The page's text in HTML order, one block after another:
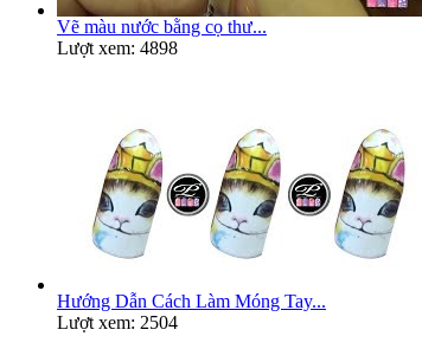
Vẽ màu nước bằng cọ thư...
Lượt xem: 4898
Hướng Dẫn Cách Làm Móng Tay...
Lượt xem: 2504